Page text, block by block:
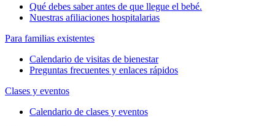
Qué debes saber antes de que llegue el bebé.
Nuestras afiliaciones hospitalarias
Para familias existentes
Calendario de visitas de bienestar
Preguntas frecuentes y enlaces rápidos
Clases y eventos
Calendario de clases y eventos